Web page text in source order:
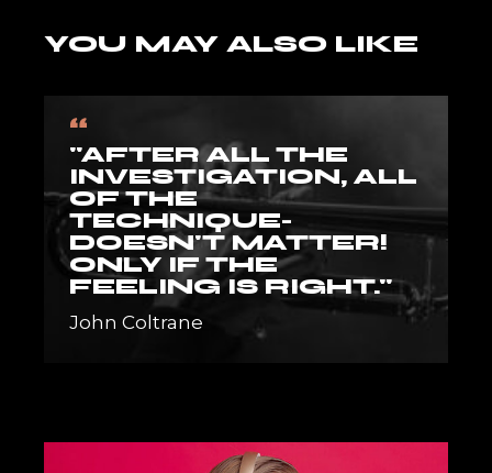
YOU MAY ALSO LIKE
“
"AFTER ALL THE
INVESTIGATION, ALL
OF THE
TECHNIQUE-
DOESN'T MATTER!
ONLY IF THE
FEELING IS RIGHT."
John Coltrane